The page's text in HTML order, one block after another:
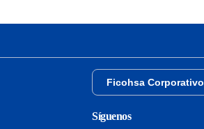
Ficohsa Corporativo
Síguenos